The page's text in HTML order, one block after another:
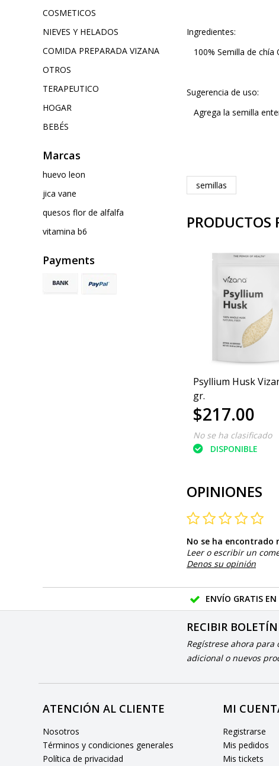
COSMETICOS
NIEVES Y HELADOS
COMIDA PREPARADA VIZANA
OTROS
TERAPEUTICO
HOGAR
BEBÉS
Marcas
huevo leon
jica vane
quesos flor de alfalfa
vitamina b6
Payments
Ingredientes:
100% Semilla de chía
Sugerencia de uso:
Agrega la semilla
semillas
PRODUCTOS
Psyllium Husk
gr.
$217.00
No se ha clasificado
DISPONIBLE
OPINIONES
No se ha encontrado
Leer o escribir un
Denos su opinión
ENVÍO GRATIS
RECIBIR BOLETÍN
Regístrese ahora
adicional o nuevos
ATENCIÓN AL CLIENTE
Nosotros
Términos y condiciones generales
Política de privacidad
MI
Registrarse
Mis pedidos
Mis tickets